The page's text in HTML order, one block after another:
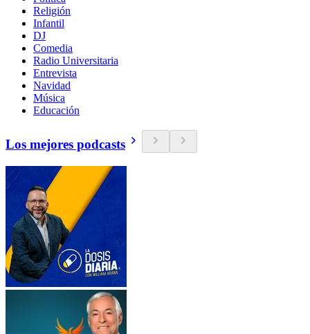
Religión
Infantil
DJ
Comedia
Radio Universitaria
Entrevista
Navidad
Música
Educación
Los mejores podcasts